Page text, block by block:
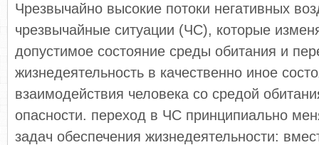
Чрезвычайно высокие потоки негативных
чрезвычайные ситуации (ЧС), которые
допустимое состояние среды обитания и
жизнедеятельность в качественно иное
взаимодействия человека со средой
опасности. переход в ЧС принципиально
задач обеспечения жизнедеятельности: